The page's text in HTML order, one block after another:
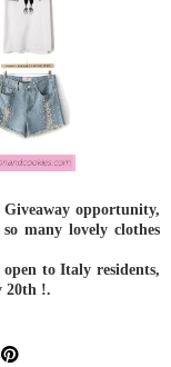
opportunity,
many lovely clothes
to Italy residents,
20th !.